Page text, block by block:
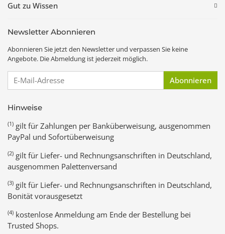
Gut zu Wissen
Newsletter Abonnieren
Abonnieren Sie jetzt den Newsletter und verpassen Sie keine
Angebote. Die Abmeldung ist jederzeit möglich.
E-Mail-Adresse Abonnieren
Hinweise
(1) gilt für Zahlungen per Banküberweisung, ausgenommen
PayPal und Sofortüberweisung
(2) gilt für Liefer- und Rechnungsanschriften in Deutschland,
ausgenommen Palettenversand
(3) gilt für Liefer- und Rechnungsanschriften in Deutschland,
Bonität vorausgesetzt
(4) kostenlose Anmeldung am Ende der Bestellung bei
Trusted Shops.